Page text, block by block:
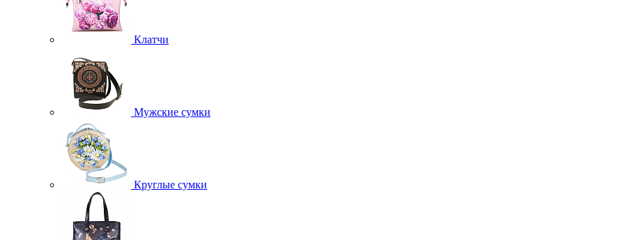
Клатчи
Мужские сумки
Круглые сумки